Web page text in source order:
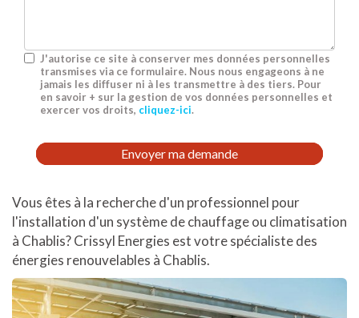
J'autorise ce site à conserver mes données personnelles
transmises via ce formulaire. Nous nous engageons à ne
jamais les diffuser ni à les transmettre à des tiers. Pour
en savoir + sur la gestion de vos données personnelles et
exercer vos droits, cliquez-ici.
RGPD
Envoyer ma demande
Vous êtes à la recherche d'un professionnel pour
l'installation d'un système de chauffage ou climatisation
à Chablis? Crissyl Energies est votre spécialiste des
énergies renouvelables à Chablis.